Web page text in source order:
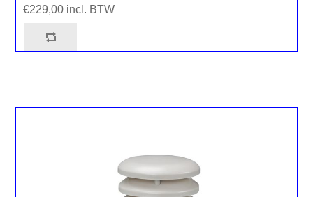
€229,00 incl. BTW